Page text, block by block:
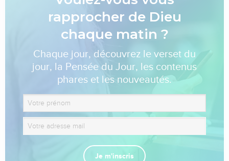
rapprocher de Dieu
chaque matin ?
Chaque jour, découvrez le verset du
jour, la Pensée du Jour, les contenus
phares et les nouveautés.
Je m'inscris